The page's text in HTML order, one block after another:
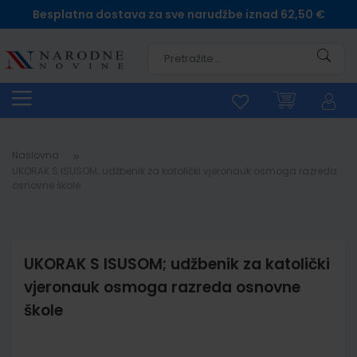
Besplatna dostava za sve narudžbe iznad 62,50 €
Naslovna
UKORAK S ISUSOM; udžbenik za katolički
vjeronauk osmoga razreda osnovne
škole